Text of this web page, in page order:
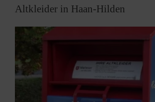
Altkleider in Haan-Hilden